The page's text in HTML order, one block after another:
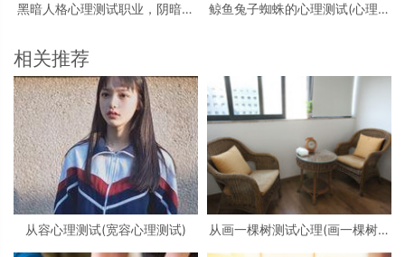
黑暗人格心理测试职业，阴暗人
鲸鱼兔子蜘蛛的心理测试(心理测
相关推荐
从容心理测试(宽容心理测试)
从画一棵树测试心理(画一棵树怎